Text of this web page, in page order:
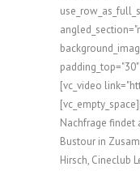
[vc_video
Nachfrage findet
Bustour in
Hirsch, Cineclub